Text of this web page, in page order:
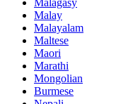
Malagasy
Malay
Malayalam
Maltese
Maori
Marathi
Mongolian
Burmese